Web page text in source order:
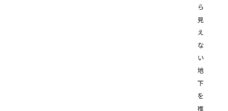
ら
見
え
な
い
地
下
を
推